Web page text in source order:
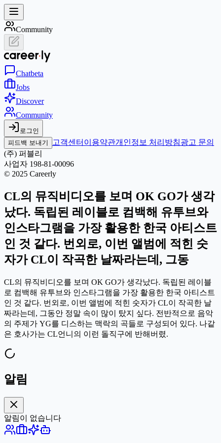
Community
Chatbeta
Jobs
Discover
Community
로그인
피드백 보내기
고객센터 이용약관개인정보 처리방침광고 문의
(주) 퍼블리
사업자 198-81-00096
© 2025 Careerly
CL의 뮤직비디오를 보며 OK GO가 생각
났다. 독립된 레이블로 컴백해 유투브와
인스타그램을 가장 활용한 한국 아티스트
인 것 같다. 번외로, 이번 앨범에 적힌 숫
자가 CL이 작곡한 날짜라는데, 그동
CL의 뮤직비디오를 보며 OK GO가 생각났다. 독립된 레이블
로 컴백해 유투브와 인스타그램을 가장 활용한 한국 아티스트
인 것 같다. 번외로, 이번 앨범에 적힌 숫자가 CL이 작곡한 날
짜라는데, 그동안 정말 속이 많이 탔지 싶다. 전반적으로 음악
의 주제가 YG를 디스하는 맥락의 곡들로 구성되어 있다. 나같
은 호사가는 CL언니의 이런 돌직구에 반해버렸.
알림
알림이 없습니다